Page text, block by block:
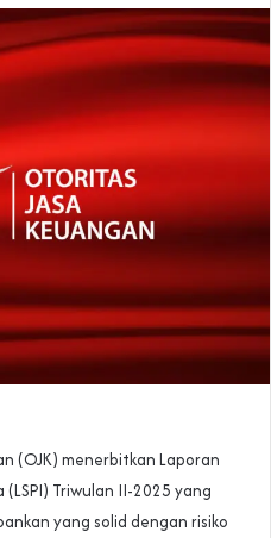
(OJK) menerbitkan Laporan
Triwulan II-2025 yang
yang solid dengan risiko